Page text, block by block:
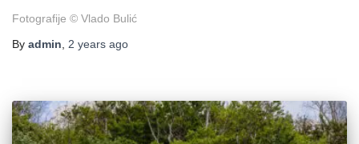
Fotografije © Vlado Bulić
By admin, 2 years ago